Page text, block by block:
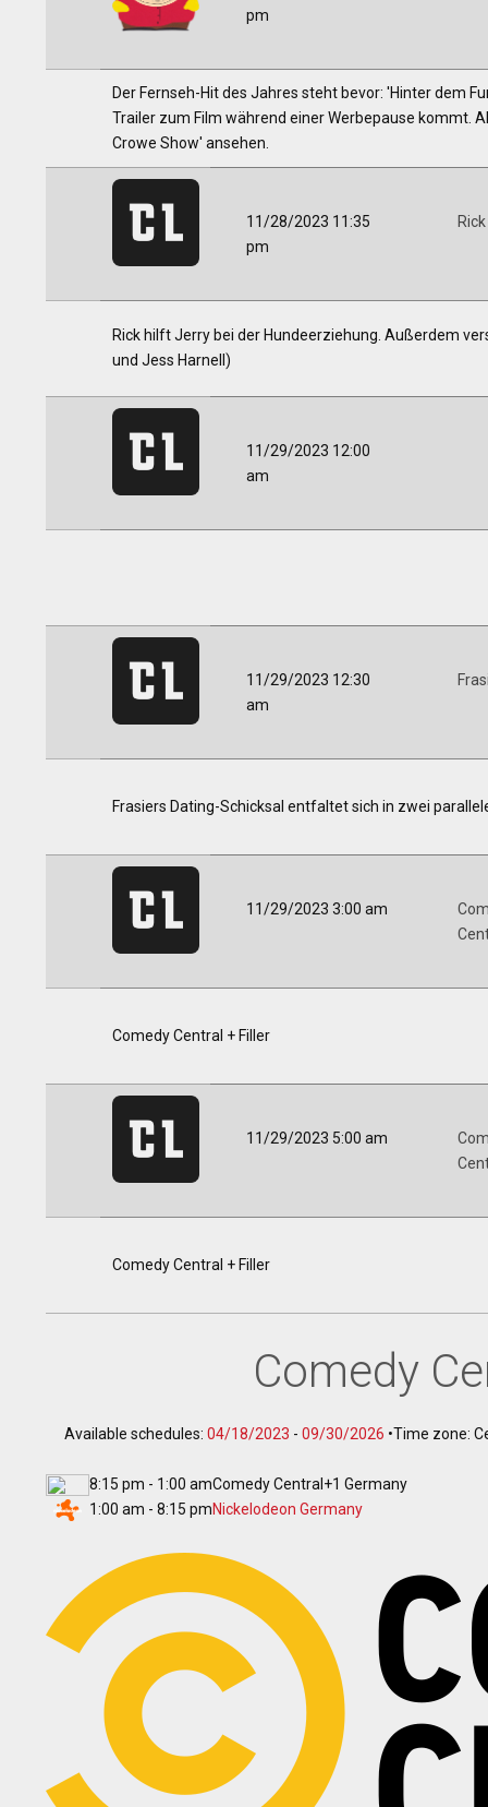
pm
Der Fernseh-Hit des Jahres steht bevor: 'Hinter dem
Trailer zum Film während einer Werbepause kommt.
Crowe Show' ansehen.
11/28/2023 11:35
pm
Rick hilft Jerry bei der Hundeerziehung. Außerdem
und Jess Harnell)
11/29/2023 12:00
am
11/29/2023 12:30
am
Frasiers Dating-Schicksal entfaltet sich in zwei
11/29/2023 3:00 am
Comedy Central + Filler
11/29/2023 5:00 am
Comedy Central + Filler
Comedy
Available schedules: 04/18/2023 - 09/30/2026 •Time zone:
8:15 pm - 1:00 amComedy Central+1 Germany
1:00 am - 8:15 pmNickelodeon Germany